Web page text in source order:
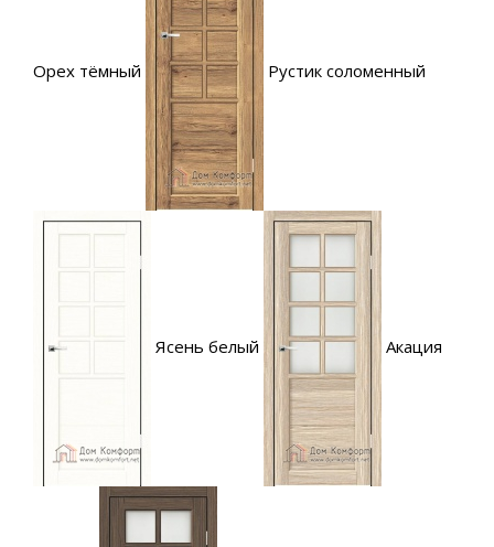
Орех тёмный Рустик соломенный
Ясень белый Акация